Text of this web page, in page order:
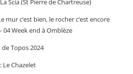
Scia (St Pierre de Chartreuse)
mur c’est bien, le rocher c’est encore
04 Week end à Omblèze
Topos 2024
Le Chazelet